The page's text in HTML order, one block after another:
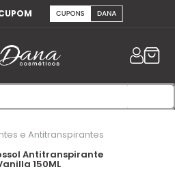
e Antitranspirantes
Antitranspirante
150ML